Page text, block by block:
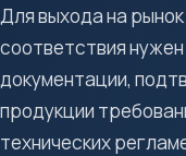
Для выхода на
соответствия
документации,
продукции
технических